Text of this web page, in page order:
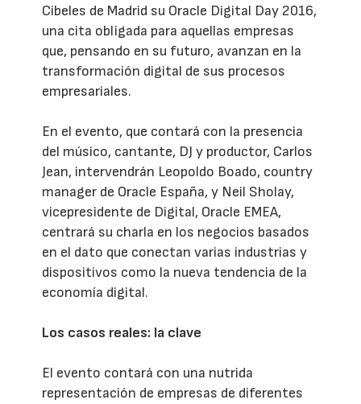
Cibeles de Madrid su Oracle Digital Day 2016,
una cita obligada para aquellas empresas
que, pensando en su futuro, avanzan en la
transformación digital de sus procesos
empresariales.
En el evento, que contará con la presencia
del músico, cantante, DJ y productor, Carlos
Jean, intervendrán Leopoldo Boado, country
manager de Oracle España, y Neil Sholay,
vicepresidente de Digital, Oracle EMEA,
centrará su charla en los negocios basados
en el dato que conectan varias industrias y
dispositivos como la nueva tendencia de la
economía digital.
Los casos reales: la clave
El evento contará con una nutrida
representación de empresas de diferentes